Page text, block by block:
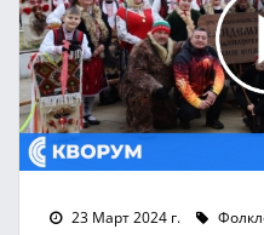
23 Март 2024 г.